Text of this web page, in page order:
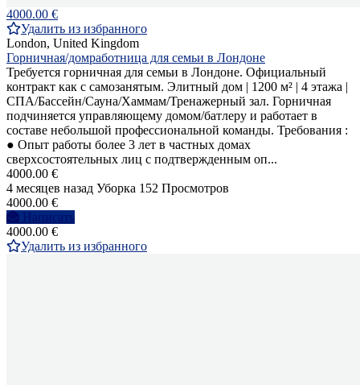
4000.00 €
Удалить из избранного
London, United Kingdom
Горничная/домработница для семьи в Лондоне
Требуется горничная для семьи в Лондоне. Официальный
контракт как с самозанятым. Элитный дом | 1200 м² | 4 этажа |
СПА/Бассейн/Сауна/Хаммам/Тренажерный зал. Горничная
подчиняется управляющему домом/батлеру и работает в
составе небольшой профессиональной команды. Требования :
● Опыт работы более 3 лет в частных домах
сверхсостоятельных лиц с подтвержденным оп...
4000.00 €
4 месяцев назад Уборка 152 Просмотров
4000.00 €
Написать
4000.00 €
Удалить из избранного